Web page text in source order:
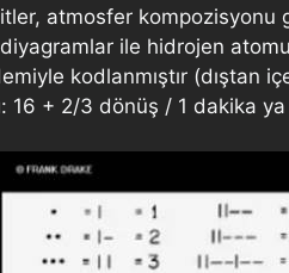
atmosfer kompozisyonu
diyagramlar ile hidrojen
kodlanmıştır (dıştan
16 + 2/3 dönüş / 1 dakika